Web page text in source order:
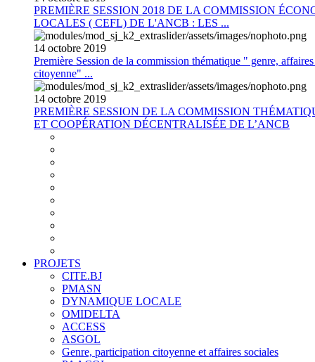
PREMIÈRE SESSION 2018 DE LA COMMISSION
LOCALES ( CEFL) DE L'ANCB : LES ...
14 octobre 2019
Première Session de la commission thématique " genre,
citoyenne" ...
14 octobre 2019
PREMIÈRE SESSION DE LA COMMISSION
ET COOPÉRATION DÉCENTRALISÉE DE L’ANCB
PROJETS
CITE.BJ
PMASN
DYNAMIQUE LOCALE
OMIDELTA
ACCESS
ASGOL
Genre, participation citoyenne et affaires sociales